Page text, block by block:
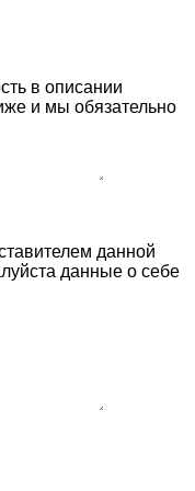
в описании
и мы обязательно
данной
данные о себе